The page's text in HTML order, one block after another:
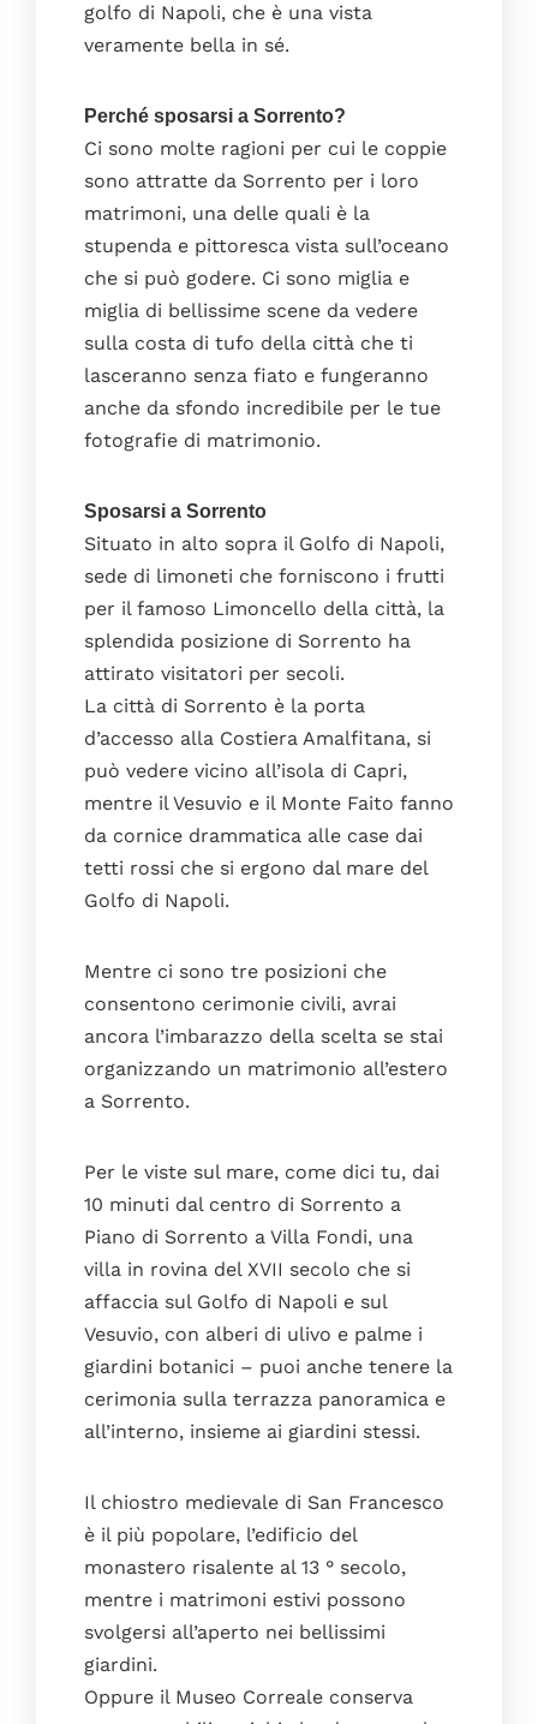
golfo di Napoli, che è una vista
veramente bella in sé.
Perché sposarsi a Sorrento?
Ci sono molte ragioni per cui le coppie
sono attratte da Sorrento per i loro
matrimoni, una delle quali è la
stupenda e pittoresca vista sull’oceano
che si può godere. Ci sono miglia e
miglia di bellissime scene da vedere
sulla costa di tufo della città che ti
lasceranno senza fiato e fungeranno
anche da sfondo incredibile per le tue
fotografie di matrimonio.
Sposarsi a Sorrento
Situato in alto sopra il Golfo di Napoli,
sede di limoneti che forniscono i frutti
per il famoso Limoncello della città, la
splendida posizione di Sorrento ha
attirato visitatori per secoli.
La città di Sorrento è la porta
d’accesso alla Costiera Amalfitana, si
può vedere vicino all’isola di Capri,
mentre il Vesuvio e il Monte Faito fanno
da cornice drammatica alle case dai
tetti rossi che si ergono dal mare del
Golfo di Napoli.
Mentre ci sono tre posizioni che
consentono cerimonie civili, avrai
ancora l’imbarazzo della scelta se stai
organizzando un matrimonio all’estero
a Sorrento.
Per le viste sul mare, come dici tu, dai
10 minuti dal centro di Sorrento a
Piano di Sorrento a Villa Fondi, una
villa in rovina del XVII secolo che si
affaccia sul Golfo di Napoli e sul
Vesuvio, con alberi di ulivo e palme i
giardini botanici – puoi anche tenere la
cerimonia sulla terrazza panoramica e
all’interno, insieme ai giardini stessi.
Il chiostro medievale di San Francesco
è il più popolare, l’edificio del
monastero risalente al 13 ° secolo,
mentre i matrimoni estivi possono
svolgersi all’aperto nei bellissimi
giardini.
Oppure il Museo Correale conserva
Home
La casa
Le camere da letto
La terrazza
I bagni
I servizi
Le foto
Il blog
Dove siamo
Faq
Contatti
Prenota